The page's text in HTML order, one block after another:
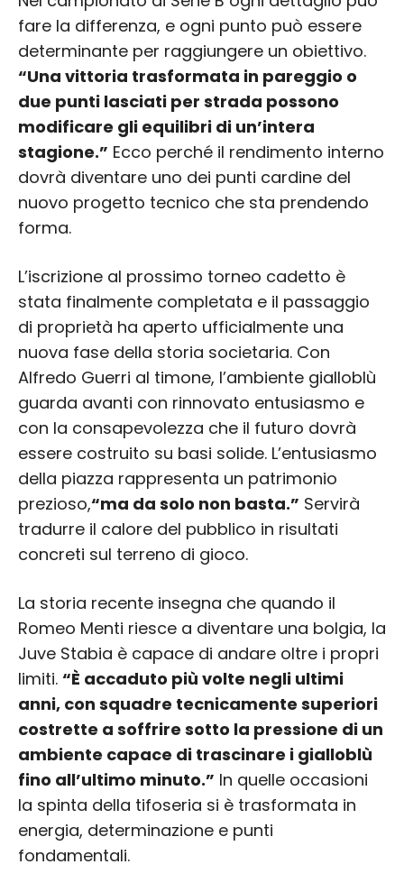
fare la differenza, e ogni punto può essere
determinante per raggiungere un obiettivo.
“Una vittoria trasformata in pareggio o
due punti lasciati per strada possono
modificare gli equilibri di un’intera
stagione.” Ecco perché il rendimento interno
dovrà diventare uno dei punti cardine del
nuovo progetto tecnico che sta prendendo
forma.
L’iscrizione al prossimo torneo cadetto è
stata finalmente completata e il passaggio
di proprietà ha aperto ufficialmente una
nuova fase della storia societaria. Con
Alfredo Guerri al timone, l’ambiente gialloblù
guarda avanti con rinnovato entusiasmo e
con la consapevolezza che il futuro dovrà
essere costruito su basi solide. L’entusiasmo
della piazza rappresenta un patrimonio
prezioso,“ma da solo non basta.” Servirà
tradurre il calore del pubblico in risultati
concreti sul terreno di gioco.
La storia recente insegna che quando il
Romeo Menti riesce a diventare una bolgia, la
Juve Stabia è capace di andare oltre i propri
limiti. “È accaduto più volte negli ultimi
anni, con squadre tecnicamente superiori
costrette a soffrire sotto la pressione di un
ambiente capace di trascinare i gialloblù
fino all’ultimo minuto.” In quelle occasioni
la spinta della tifoseria si è trasformata in
energia, determinazione e punti
fondamentali.